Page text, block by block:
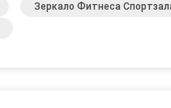
Зеркало Фитнеса